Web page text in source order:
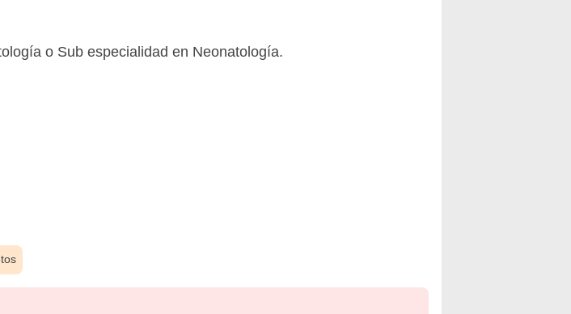
o Sub especialidad en Neonatología.